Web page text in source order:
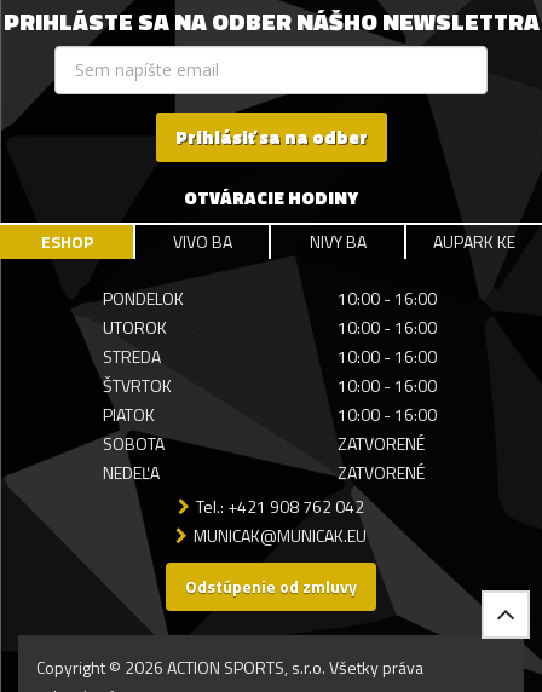
PRIHLÁSTE SA NA ODBER NÁŠHO NEWSLETTRA
Prihlásiť sa na odber
OTVÁRACIE HODINY
ESHOP VIVO BA NIVY BA AUPARK KE
PONDELOK
10:00 - 16:00
UTOROK
10:00 - 16:00
STREDA
10:00 - 16:00
ŠTVRTOK
10:00 - 16:00
PIATOK
10:00 - 16:00
SOBOTA
ZATVORENÉ
NEDEĽA
ZATVORENÉ
Tel.: +421 908 762 042
MUNICAK@MUNICAK.EU
Odstúpenie od zmluvy
Copyright © 2026 ACTION SPORTS, s.r.o. Všetky práva